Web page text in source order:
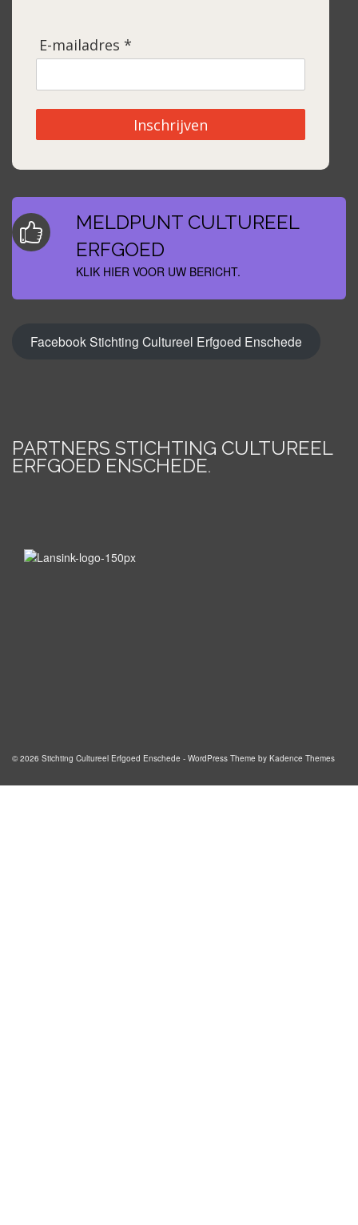
E-mailadres *
Inschrijven
MELDPUNT CULTUREEL
ERFGOED
KLIK HIER VOOR UW BERICHT.
Facebook Stichting Cultureel Erfgoed Enschede
PARTNERS STICHTING CULTUREEL
ERFGOED ENSCHEDE.
© 2026 Stichting Cultureel Erfgoed Enschede - WordPress Theme by Kadence Themes